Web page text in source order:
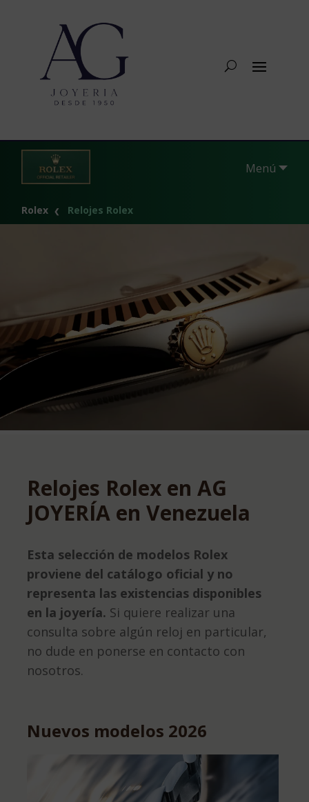
Menú
Rolex Relojes Rolex
Relojes Rolex en AG
JOYERÍA en Venezuela
Esta selección de modelos Rolex
proviene del catálogo oficial y no
representa las existencias disponibles
en la joyería. Si quiere realizar una
consulta sobre algún reloj en particular,
no dude en ponerse en contacto con
nosotros.
Nuevos modelos 2026